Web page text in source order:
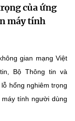
của ứng
máy tính
gian mạng Việt
Bộ Thông tin và
hổng nghiêm trọng
tính người dùng